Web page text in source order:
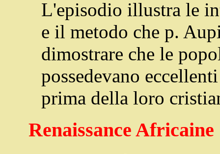
L'episodio illustra le
e il metodo che p.
dimostrare che le
possedevano
prima della loro
Renaissance Africaine